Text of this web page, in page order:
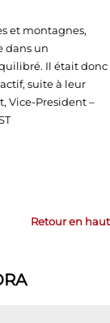
et montagnes,
dans un
Il était donc
suite à leur
Vice-President –
Retour en haut